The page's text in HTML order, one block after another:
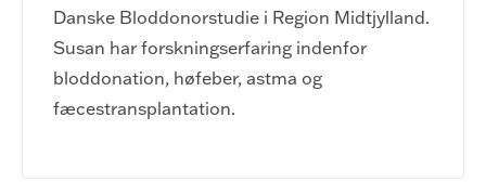
Danske Bloddonorstudie i Region Midtjylland.
Susan har forskningserfaring indenfor
bloddonation, høfeber, astma og
fæcestransplantation.